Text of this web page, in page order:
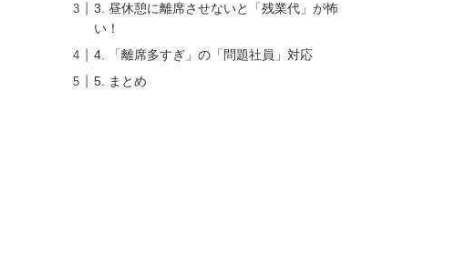
3. 昼休憩に離席させないと「残業代」が怖
い！
4. 「離席多すぎ」の「問題社員」対応
5. まとめ